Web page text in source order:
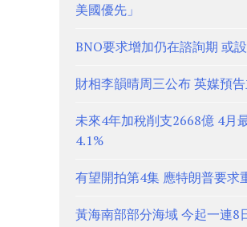
美國優先」
BNO要求增加仍在諮詢期 或
財相李韻晴周三公布 英媒預
未來4年加稅削支2668億 4月
4.1%
有望開拍第4集 應特朗普要求
黃海南部部分海域 今起一連8